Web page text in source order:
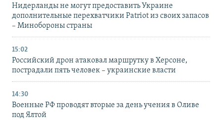
Нидерланды не могут предоставить Украине
дополнительные перехватчики Patriot из своих запасов
– Минобороны страны
15:02
Российский дрон атаковал маршрутку в Херсоне,
пострадали пять человек – украинские власти
14:30
Военные РФ проводят вторые за день учения в Оливе
под Ялтой